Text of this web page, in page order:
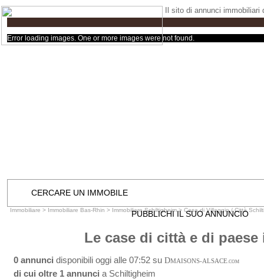
Il sito di annunci immobiliari
Error loading images. One or more images were not found.
CERCARE UN IMMOBILE
PUBBLICHI IL SUO ANNUNCIO
Immobiliare > Immobiliare Bas-Rhin > Immobiliare Schiltigheim> Casa di Villaggio / Città
Le case di città e di
0 annunci disponibili oggi alle 07:52 su DMAISONS-ALSACE.COM
di cui oltre 1 annunci a Schiltigheim